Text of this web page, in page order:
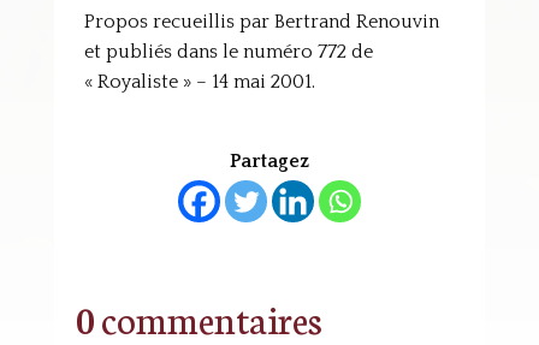
Propos recueillis par Bertrand Renouvin
et publiés dans le numéro 772 de
« Royaliste » – 14 mai 2001.
Partagez
0 commentaires